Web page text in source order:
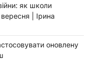
як школи
| Ірина
оновлену